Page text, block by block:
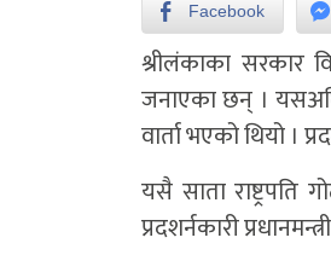
Facebook
श्रीलंकाका सरकार
जनाएका छन् ।
वार्ता भएको थियो ।
यसै साता राष्ट्रपति
प्रदशर्नकारी